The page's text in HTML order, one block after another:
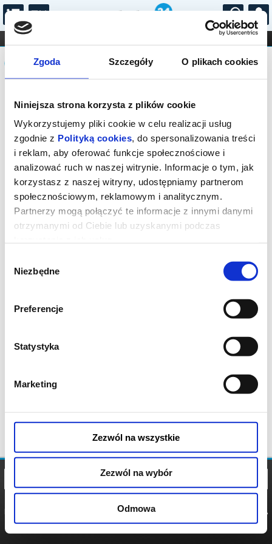
Zgoda Szczegóły O plikach cookies
Niniejsza strona korzysta z plików cookie
Wykorzystujemy pliki cookie w celu realizacji usług
zgodnie z Polityką cookies, do spersonalizowania treści
i reklam, aby oferować funkcje społecznościowe i
analizować ruch w naszej witrynie. Informacje o tym, jak
korzystasz z naszej witryny, udostępniamy partnerom
społecznościowym, reklamowym i analitycznym.
Partnerzy mogą połączyć te informacje z innymi danymi
otrzymanymi od Ciebie lub uzyskanymi podczas
zgody
Niezbędne
Preferencje
Statystyka
Marketing
Zezwól na wszystkie
Zezwól na wybór
Odmowa
...
FILHARMONIA OPERA I BALET
STAND-UP
DLA DZIECI
Komunikat
Sprzedaż biletów on-line na wydarzenie
została zakończona.
POLITYKA
POLITYKA